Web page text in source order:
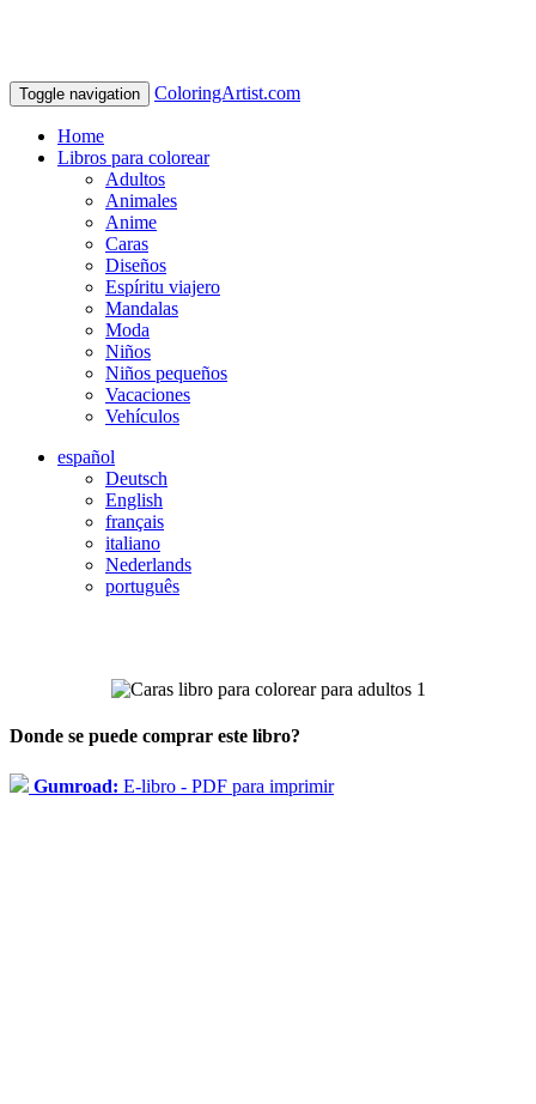
Toggle navigation ColoringArtist.com
Home
Libros para colorear
Adultos
Animales
Anime
Caras
Diseños
Espíritu viajero
Mandalas
Moda
Niños
Niños pequeños
Vacaciones
Vehículos
español
Deutsch
English
français
italiano
Nederlands
português
Donde se puede comprar este libro?
Gumroad: E-libro - PDF para imprimir